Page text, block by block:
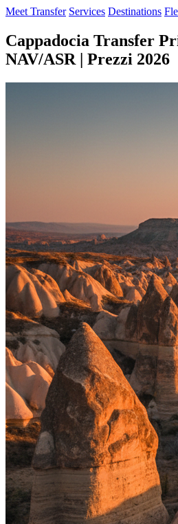
Meet Transfer Services Destinations
Cappadocia Transfer
NAV/ASR | Prezzi 2026